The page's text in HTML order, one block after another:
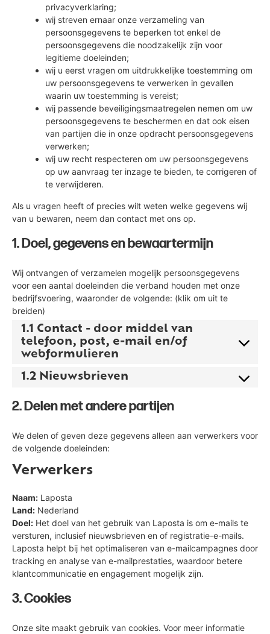
privacyverklaring;
wij streven ernaar onze verzameling van
persoonsgegevens te beperken tot enkel de
persoonsgegevens die noodzakelijk zijn voor
legitieme doeleinden;
wij u eerst vragen om uitdrukkelijke toestemming om
uw persoonsgegevens te verwerken in gevallen
waarin uw toestemming is vereist;
wij passende beveiligingsmaatregelen nemen om uw
persoonsgegevens te beschermen en dat ook eisen
van partijen die in onze opdracht persoonsgegevens
verwerken;
wij uw recht respecteren om uw persoonsgegevens
op uw aanvraag ter inzage te bieden, te corrigeren of
te verwijderen.
Als u vragen heeft of precies wilt weten welke gegevens wij
van u bewaren, neem dan contact met ons op.
1. Doel, gegevens en bewaartermijn
Wij ontvangen of verzamelen mogelijk persoonsgegevens
voor een aantal doeleinden die verband houden met onze
bedrijfsvoering, waaronder de volgende: (klik om uit te
breiden)
1.1 Contact - door middel van
telefoon, post, e-mail en/of
webformulieren
1.2 Nieuwsbrieven
2. Delen met andere partijen
We delen of geven deze gegevens alleen aan verwerkers voor
de volgende doeleinden:
Verwerkers
Naam: Laposta
Land: Nederland
Doel: Het doel van het gebruik van Laposta is om e-mails te
versturen, inclusief nieuwsbrieven en of registratie-e-mails.
Laposta helpt bij het optimaliseren van e-mailcampagnes door
tracking en analyse van e-mailprestaties, waardoor betere
klantcommunicatie en engagement mogelijk zijn.
3. Cookies
Onze site maakt gebruik van cookies. Voor meer informatie